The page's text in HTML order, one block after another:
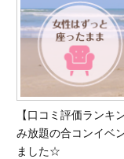
【口コミ評価ラン
み放題の合コンイベ
ました☆